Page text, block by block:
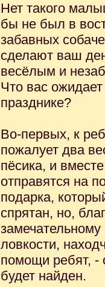
Нет такого
бы не был в
забавных
сделают ваш
весёлым и
Что вас
празднике?
Во-первых, к
пожалует два
пёсика, и
отправятся на
подарка,
спрятан, но,
замечательному
ловкости,
помощи ребят, -
будет найден.